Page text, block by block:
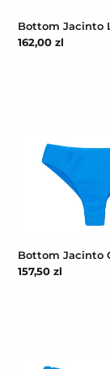
Bottom Jacinto
Cena
162,00 zl
Bottom
Jacinto
Bottom Jacinto
Cena
157,50 zl